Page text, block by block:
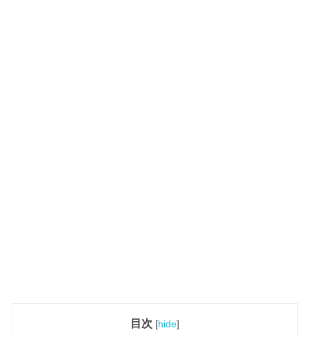
目次 [hide]